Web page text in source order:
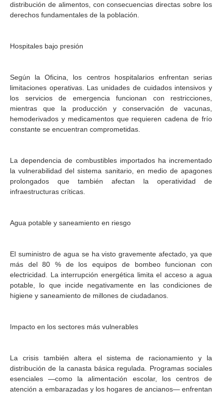
distribución de alimentos, con consecuencias directas sobre los
derechos fundamentales de la población.
Hospitales bajo presión
Según la Oficina, los centros hospitalarios enfrentan serias
limitaciones operativas. Las unidades de cuidados intensivos y
los servicios de emergencia funcionan con restricciones,
mientras que la producción y conservación de vacunas,
hemoderivados y medicamentos que requieren cadena de frío
constante se encuentran comprometidas.
La dependencia de combustibles importados ha incrementado
la vulnerabilidad del sistema sanitario, en medio de apagones
prolongados que también afectan la operatividad de
infraestructuras críticas.
Agua potable y saneamiento en riesgo
El suministro de agua se ha visto gravemente afectado, ya que
más del 80 % de los equipos de bombeo funcionan con
electricidad. La interrupción energética limita el acceso a agua
potable, lo que incide negativamente en las condiciones de
higiene y saneamiento de millones de ciudadanos.
Impacto en los sectores más vulnerables
La crisis también altera el sistema de racionamiento y la
distribución de la canasta básica regulada. Programas sociales
esenciales —como la alimentación escolar, los centros de
atención a embarazadas y los hogares de ancianos— enfrentan